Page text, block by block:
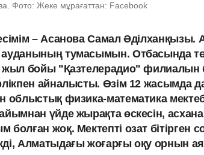
Фото: Жеке мұрағаттан: Facebook
– Асанова Самал Әділханқызы.
тумасымын. Отбасында
жыл бойы "Қазтелерадио" филиалын
айналысты. Өзім 12 жасымда
облыстық физика-математика
үйде жырақта өскесін,
жоқ. Мектепті озат бітірген
Алматыдағы жоғарғы оқу орнын